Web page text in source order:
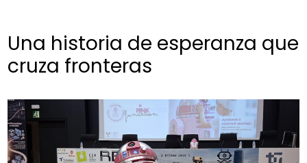
Una historia de esperanza que
cruza fronteras